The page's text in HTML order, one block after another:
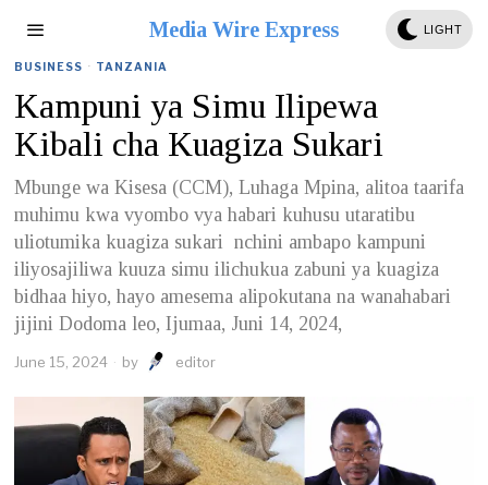
Media Wire Express LIGHT
BUSINESS · TANZANIA
Kampuni ya Simu Ilipewa
Kibali cha Kuagiza Sukari
Mbunge wa Kisesa (CCM), Luhaga Mpina, alitoa taarifa
muhimu kwa vyombo vya habari kuhusu utaratibu
uliotumika kuagiza sukari nchini ambapo kampuni
iliyosajiliwa kuuza simu ilichukua zabuni ya kuagiza
bidhaa hiyo, hayo amesema alipokutana na wanahabari
jijini Dodoma leo, Ijumaa, Juni 14, 2024,
June 15, 2024 by editor